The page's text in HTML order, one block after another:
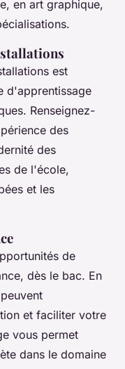
en art graphique,
est
d'apprentissage
Renseignez-
des
des
de l'école,
et les
de
dès le bac. En
et faciliter votre
vous permet
dans le domaine